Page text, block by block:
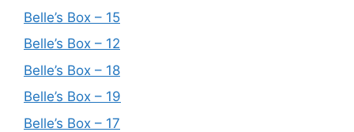
Belle’s Box – 15
Belle’s Box – 12
Belle’s Box – 18
Belle’s Box – 19
Belle’s Box – 17